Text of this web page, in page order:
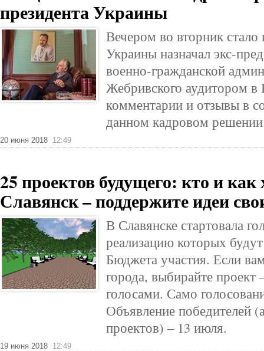
президента Украины
Вечером во вторник стало
Украины назначал экс-
военно-гражданской
Жебривского аудитором
комментарии и отзывы в
данном кадровом
20 июня 2018 12:49
25 проектов будущего: кто и как
Славянск – поддержите идеи
В Славянске стартовала
реализацию которых
Бюджета участия. Если
города, выбирайте проект
голосами. Само
Объявление победителей
проектов) – 13 июля.
19 июня 2018 12:49